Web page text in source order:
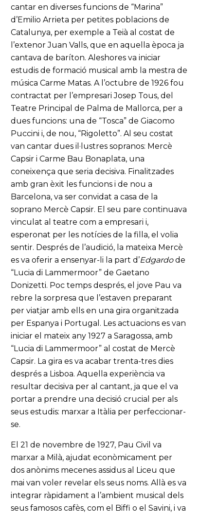
cantar en diverses funcions de “Marina”
d’Emilio Arrieta per petites poblacions de
Catalunya, per exemple a Teià al costat de
l’extenor Juan Valls, que en aquella època ja
cantava de baríton. Aleshores va iniciar
estudis de formació musical amb la mestra de
música Carme Matas. A l’octubre de 1926 fou
contractat per l’empresari Josep Tous, del
Teatre Principal de Palma de Mallorca, per a
dues funcions: una de “Tosca” de Giacomo
Puccini i, de nou, “Rigoletto”. Al seu costat
van cantar dues il·lustres sopranos: Mercè
Capsir i Carme Bau Bonaplata, una
coneixença que seria decisiva. Finalitzades
amb gran èxit les funcions i de nou a
Barcelona, va ser convidat a casa de la
soprano Mercè Capsir. El seu pare continuava
vinculat al teatre com a empresari i,
esperonat per les notícies de la filla, el volia
sentir. Després de l’audició, la mateixa Mercè
es va oferir a ensenyar-li la part d’Edgardode
“Lucia di Lammermoor” de Gaetano
Donizetti. Poc temps després, el jove Pau va
rebre la sorpresa que l’estaven preparant
per viatjar amb ells en una gira organitzada
per Espanya i Portugal. Les actuacions es van
iniciar el mateix any 1927 a Saragossa, amb
“Lucia di Lammermoor” al costat de Mercè
Capsir. La gira es va acabar trenta-tres dies
després a Lisboa. Aquella experiència va
resultar decisiva per al cantant, ja que el va
portar a prendre una decisió crucial per als
seus estudis: marxar a Itàlia per perfeccionar-
se.
El 21 de novembre de 1927, Pau Civil va
marxar a Milà, ajudat econòmicament per
dos anònims mecenes assidus al Liceu que
mai van voler revelar els seus noms. Allà es va
integrar ràpidament a l’ambient musical dels
seus famosos cafès, com el Biffi o el Savini, i va